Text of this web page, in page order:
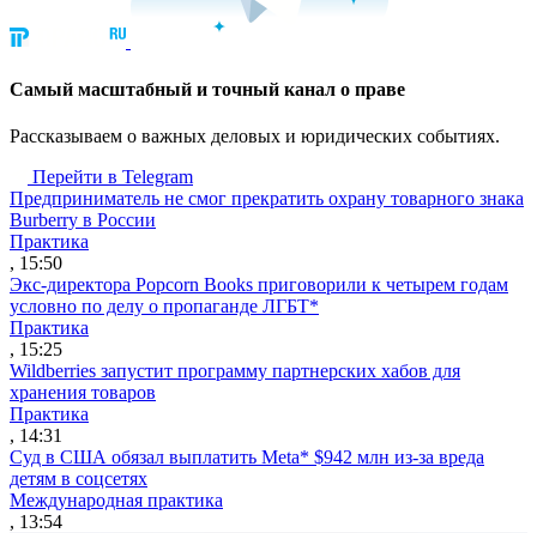
Cамый масштабный и точный канал о праве
Рассказываем о важных деловых и юридических событиях.
Перейти в Telegram
Предприниматель не смог прекратить охрану товарного знака
Burberry в России
Практика
, 15:50
Экс-директора Popcorn Books приговорили к четырем годам
условно по делу о пропаганде ЛГБТ*
Практика
, 15:25
Wildberries запустит программу партнерских хабов для
хранения товаров
Практика
, 14:31
Суд в США обязал выплатить Meta* $942 млн из-за вреда
детям в соцсетях
Международная практика
, 13:54